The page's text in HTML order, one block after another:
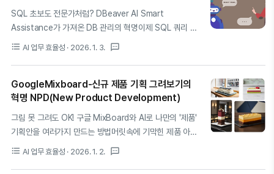
트로 바꾸는 기술입니다. Whisper는 OpenAI가 만든 고성
능 음성 엔진이고, Parakeet은 NVIDIA가 속도에 집중해
소리를 쓰세요최근 AI 도구를 쓸 때 상세한 상황 설명이 담
긴 긴 프롬프트를 적어야 할 일이 많아졌습니다...
SQL 초보도 전문가처럼? DBeaver AI Smart
Assistance가 가져온 DB 관리의 혁명이제 SQL 쿼리 문
법을 외우느라 고생할 필요가 없습니다. DBeaver에 도입
임이 바뀝니다과거에는 복잡한 JOIN 문이나 서브쿼리를
작성하기 위해 구글링과 스택오버플로우를 뒤지는 게 일상
이었습니다. 하지만 이제 DBeaver AI Smart
Assistance의 등장으로 상황이 완전히 달라졌습니다.단순
은 고객 10명을 뽑아줘"라고 입력하면 AI가 데이터 구조를
파악해 즉시 쿼리를 생성합니다. 이는 단순한 편리함을 넘
format_list_bulleted AI 업무 효율성 · 2026. 1. 3. textsms
GoogleMixboard-신규 제품 기획 그려보기의
혁명 NPD(New Product Development)
그림 못 그려도 OK! 구글 MixBoard와 AI로 나만의 '제품'
기획안을 여러가지 만드는 방법머릿속에 기막힌 제품 아이
디어가 있는데, 그림을 못 그려서 설명할 방법이 없으신가
format_list_bulleted AI 업무 효율성 · 2026. 1. 2. textsms